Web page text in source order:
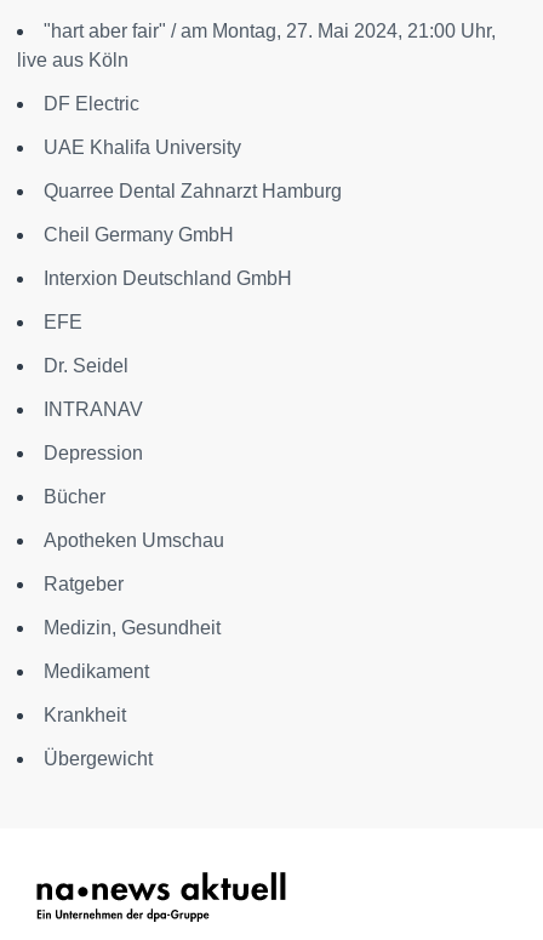
"hart aber fair" / am Montag, 27. Mai 2024, 21:00 Uhr,
live aus Köln
DF Electric
UAE Khalifa University
Quarree Dental Zahnarzt Hamburg
Cheil Germany GmbH
Interxion Deutschland GmbH
EFE
Dr. Seidel
INTRANAV
Depression
Bücher
Apotheken Umschau
Ratgeber
Medizin, Gesundheit
Medikament
Krankheit
Übergewicht